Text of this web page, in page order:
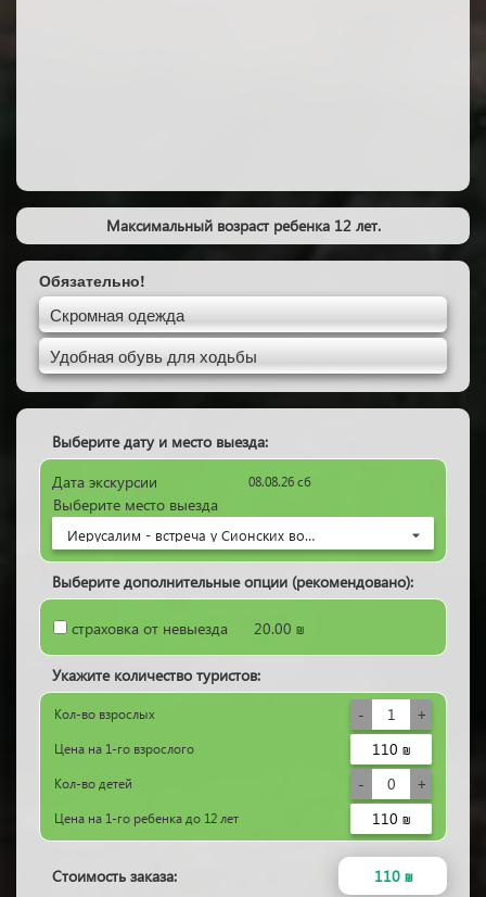
Максимальный возраст ребенка 12 лет.
Обязательно!
Скромная одежда
Удобная обувь для ходьбы
Выберите дату и место выезда:
Дата экскурсии 08.08.26 сб
Выберите место выезда
Иерусалим - встреча у Сионских ворот Старого города. Ориентировочное время встречи 10:30. Точное вр...
Выберите дополнительные опции (рекомендовано):
страховка от невыезда 20.00 ₪
Укажите количество туристов:
Кол-во взрослых
Цена на 1-го взрослого 110 ₪
Кол-во детей
Цена на 1-го ребенка до 12 лет 110 ₪
Стоимость заказа: 110 ₪